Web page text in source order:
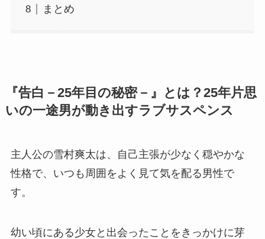
まとめ
『告白－25年目の秘密－』とは？25年片思
いの一途男が動き出すラブサスペンス
主人公の雪村爽太は、自己主張が少なく穏やかな
性格で、いつも周囲をよく見て気を配る男性で
す。
幼い頃にある少女と出会ったことをきっかけに芽